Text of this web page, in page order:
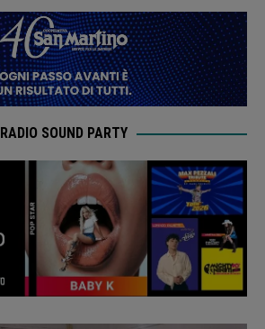
RADIO SOUND PARTY